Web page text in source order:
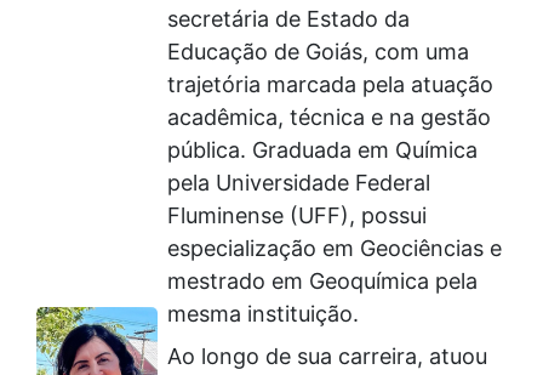
secretária de Estado da
Educação de Goiás, com uma
trajetória marcada pela atuação
acadêmica, técnica e na gestão
pública. Graduada em Química
pela Universidade Federal
Fluminense (UFF), possui
especialização em Geociências e
mestrado em Geoquímica pela
mesma instituição.
Ao longo de sua carreira, atuou